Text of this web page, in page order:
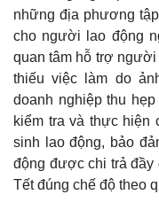
những địa phương
cho người lao động
quan tâm hỗ trợ người
thiếu việc làm do
doanh nghiệp thu
kiểm tra và thực hiện
sinh lao động, bảo
động được chi trả
Tết đúng chế độ theo